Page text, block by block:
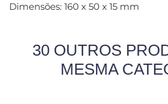
Dimensões: 160 x 50 x 15 mm
30 OUTROS
MESMA